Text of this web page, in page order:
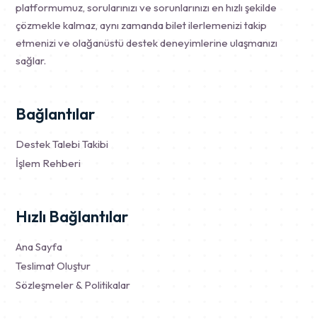
platformumuz, sorularınızı ve sorunlarınızı en hızlı şekilde
çözmekle kalmaz, aynı zamanda bilet ilerlemenizi takip
etmenizi ve olağanüstü destek deneyimlerine ulaşmanızı
sağlar.
Bağlantılar
Destek Talebi Takibi
İşlem Rehberi
Hızlı Bağlantılar
Ana Sayfa
Teslimat Oluştur
Sözleşmeler & Politikalar